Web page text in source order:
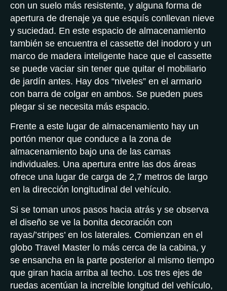
con un suelo más resistente, y alguna forma de
apertura de drenaje ya que esquís conllevan nieve
y suciedad. En este espacio de almacenamiento
también se encuentra el cassette del inodoro y un
marco de madera inteligente hace que el cassette
se puede vaciar sin tener que quitar el mobiliario
de jardín antes. Hay dos “niveles” en el armario
con barra de colgar en ambos. Se pueden pues
plegar si se necesita más espacio.
Frente a este lugar de almacenamiento hay un
portón menor que conduce a la zona de
almacenamiento bajo una de las camas
individuales. Una apertura entre las dos áreas
ofrece una lugar de carga de 2,7 metros de largo
en la dirección longitudinal del vehículo.
Si se toman unos pasos hacia atrás y se observa
el diseño se ve la bonita decoración con
rayas/’stripes’ en los laterales. Comienzan en el
globo Travel Master lo más cerca de la cabina, y
se ensancha en la parte posterior al mismo tiempo
que giran hacia arriba al techo. Los tres ejes de
ruedas acentúan la increíble longitud del vehículo,